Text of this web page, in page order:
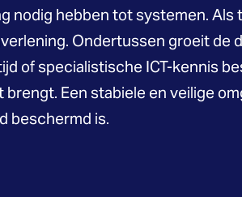
nodig hebben tot systemen.
Ondertussen groeit de
of specialistische ICT-kennis
brengt. Een stabiele en veilige
beschermd is.